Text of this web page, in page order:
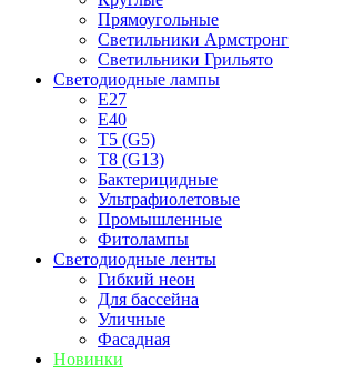
Прямоугольные
Светильники Армстронг
Светильники Грильято
Светодиодные лампы
E27
Е40
T5 (G5)
T8 (G13)
Бактерицидные
Ультрафиолетовые
Промышленные
Фитолампы
Светодиодные ленты
Гибкий неон
Для бассейна
Уличные
Фасадная
Новинки